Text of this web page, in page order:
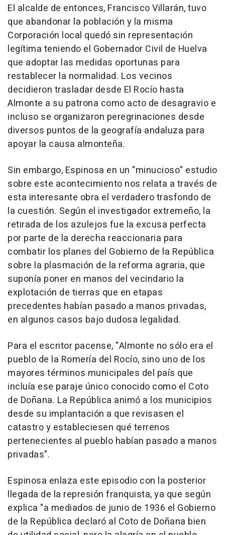
El alcalde de entonces, Francisco Villarán, tuvo
que abandonar la población y la misma
Corporación local quedó sin representación
legítima teniendo el Gobernador Civil de Huelva
que adoptar las medidas oportunas para
restablecer la normalidad. Los vecinos
decidieron trasladar desde El Rocío hasta
Almonte a su patrona como acto de desagravio e
incluso se organizaron peregrinaciones desde
diversos puntos de la geografía andaluza para
apoyar la causa almonteña.
Sin embargo, Espinosa en un "minucioso" estudio
sobre este acontecimiento nos relata a través de
esta interesante obra el verdadero trasfondo de
la cuestión. Según el investigador extremeño, la
retirada de los azulejos fue la excusa perfecta
por parte de la derecha reaccionaria para
combatir los planes del Gobierno de la República
sobre la plasmación de la reforma agraria, que
suponía poner en manos del vecindario la
explotación de tierras que en etapas
precedentes habían pasado a manos privadas,
en algunos casos bajo dudosa legalidad.
Para el escritor pacense, "Almonte no sólo era el
pueblo de la Romería del Rocío, sino uno de los
mayores términos municipales del país que
incluía ese paraje único conocido como el Coto
de Doñana. La República animó a los municipios
desde su implantación a que revisasen el
catastro y estableciesen qué terrenos
pertenecientes al pueblo habían pasado a manos
privadas".
Espinosa enlaza este episodio con la posterior
llegada de la represión franquista, ya que según
explica "a mediados de junio de 1936 el Gobierno
de la República declaró al Coto de Doñana bien